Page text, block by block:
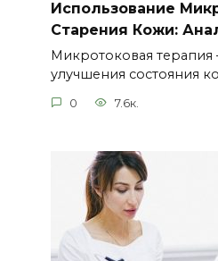
Использование
Старения Кожи:
Микротоковая
улучшения состояния
0 7.6к.